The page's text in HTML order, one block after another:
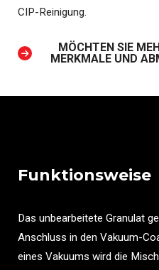
CIP-Reinigung.
MÖCHTEN SIE
MERKMALE UND
Funktionsweise
Das unbearbeitete Granulat
Anschluss in den Vakuum-
eines Vakuums wird die